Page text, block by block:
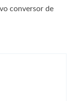
conversor de